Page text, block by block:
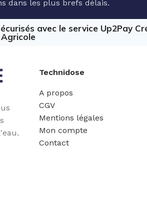
dans les plus brefs délais.
avec le service Up2Pay
Agricole
Technidose
A propos
CGV
Mentions légales
Mon compte
Contact